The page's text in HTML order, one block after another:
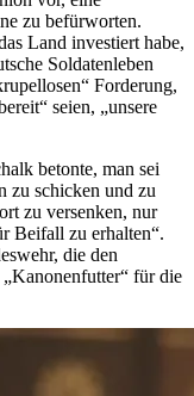
zu befürworten.
Land investiert habe,
Soldatenleben
Forderung,
seien, „unsere
betonte, man sei
zu schicken und zu
zu versenken, nur
Beifall zu erhalten“.
die den
„Kanonenfutter“ für die